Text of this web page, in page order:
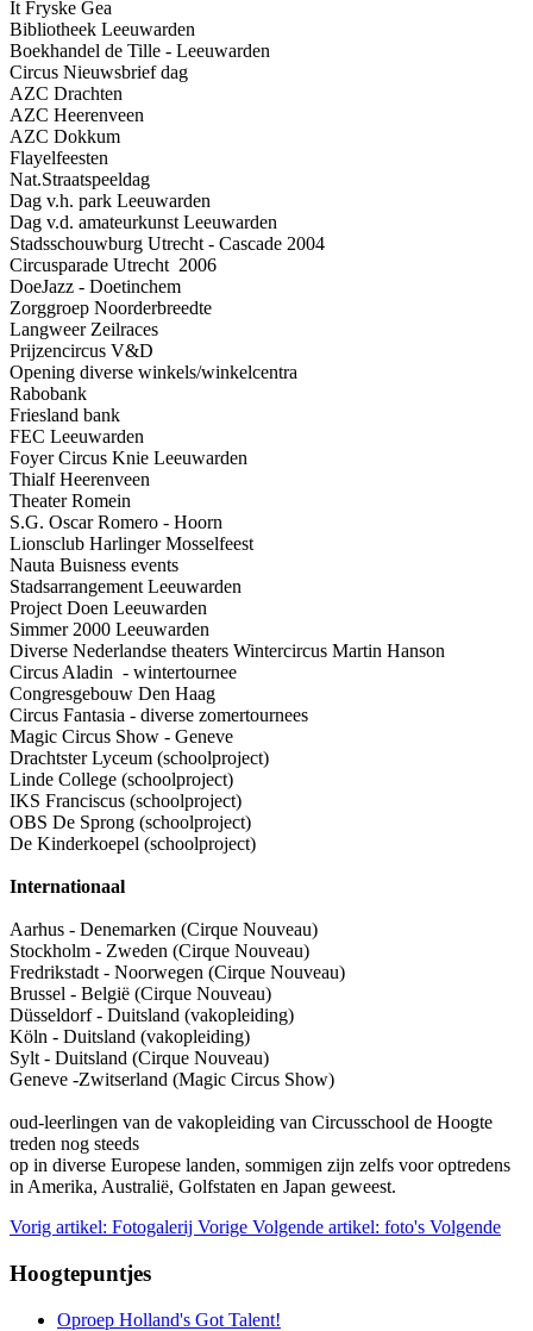
It Fryske Gea
Bibliotheek Leeuwarden
Boekhandel de Tille - Leeuwarden
Circus Nieuwsbrief dag
AZC Drachten
AZC Heerenveen
AZC Dokkum
Flayelfeesten
Nat.Straatspeeldag
Dag v.h. park Leeuwarden
Dag v.d. amateurkunst Leeuwarden
Stadsschouwburg Utrecht - Cascade 2004
Circusparade Utrecht 2006
DoeJazz - Doetinchem
Zorggroep Noorderbreedte
Langweer Zeilraces
Prijzencircus V&D
Opening diverse winkels/winkelcentra
Rabobank
Friesland bank
FEC Leeuwarden
Foyer Circus Knie Leeuwarden
Thialf Heerenveen
Theater Romein
S.G. Oscar Romero - Hoorn
Lionsclub Harlinger Mosselfeest
Nauta Buisness events
Stadsarrangement Leeuwarden
Project Doen Leeuwarden
Simmer 2000 Leeuwarden
Diverse Nederlandse theaters Wintercircus Martin Hanson
Circus Aladin - wintertournee
Congresgebouw Den Haag
Circus Fantasia - diverse zomertournees
Magic Circus Show - Geneve
Drachtster Lyceum (schoolproject)
Linde College (schoolproject)
IKS Franciscus (schoolproject)
OBS De Sprong (schoolproject)
De Kinderkoepel (schoolproject)
Internationaal
Aarhus - Denemarken (Cirque Nouveau)
Stockholm - Zweden (Cirque Nouveau)
Fredrikstadt - Noorwegen (Cirque Nouveau)
Brussel - België (Cirque Nouveau)
Düsseldorf - Duitsland (vakopleiding)
Köln - Duitsland (vakopleiding)
Sylt - Duitsland (Cirque Nouveau)
Geneve -Zwitserland (Magic Circus Show)
oud-leerlingen van de vakopleiding van Circusschool de Hoogte
treden nog steeds
op in diverse Europese landen, sommigen zijn zelfs voor optredens
in Amerika, Australië, Golfstaten en Japan geweest.
Vorig artikel: Fotogalerij Vorige Volgende artikel: foto's Volgende
Hoogtepuntjes
Oproep Holland's Got Talent!